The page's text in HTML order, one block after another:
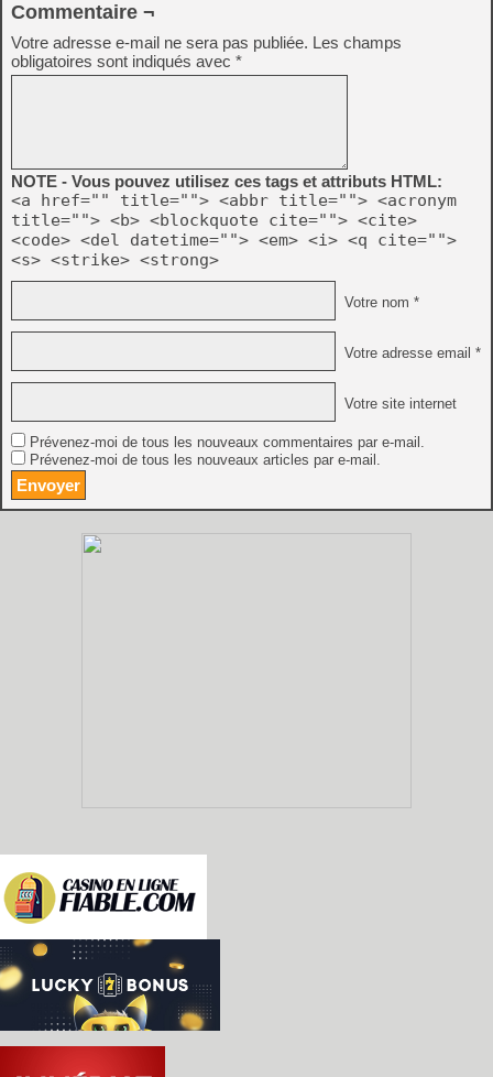
Commentaire ¬
Votre adresse e-mail ne sera pas publiée. Les champs
obligatoires sont indiqués avec *
NOTE - Vous pouvez utilisez ces tags et attributs HTML:
<a href="" title=""> <abbr title=""> <acronym
title=""> <b> <blockquote cite=""> <cite>
<code> <del datetime=""> <em> <i> <q cite="">
<s> <strike> <strong>
Votre nom *
Votre adresse email *
Votre site internet
Prévenez-moi de tous les nouveaux commentaires par e-mail.
Prévenez-moi de tous les nouveaux articles par e-mail.